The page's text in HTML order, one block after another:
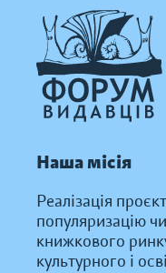
Наша місія
Реалізація
популяризацію
книжкового
культурного і